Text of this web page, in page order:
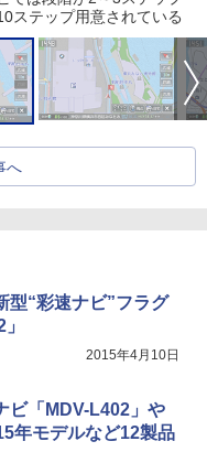
ステップ用意されている
へ
型“彩速ナビ”フラグ
2015年4月10日
ビ「MDV-L402」や
年モデルなど12製品